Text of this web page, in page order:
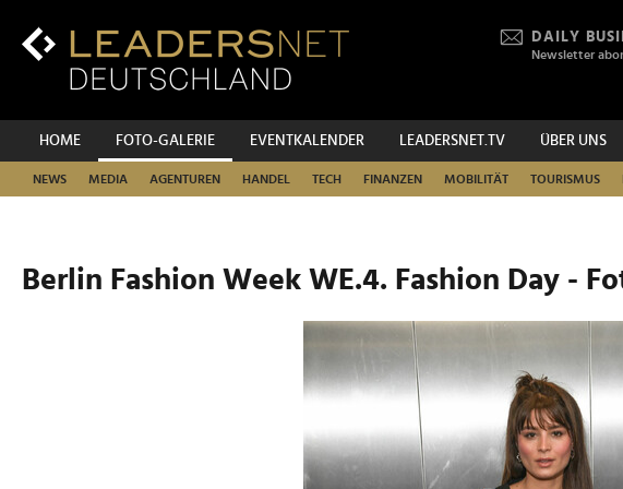
Inhalt
Hauptnavigation
DAILY
Newsletter
HOME FOTO-GALERIE EVENTKALENDER LEADERSNET.TV ÜBER UNS
NEWS MEDIA AGENTUREN HANDEL TECH FINANZEN MOBILITÄT TOURISMUS
Berlin Fashion Week WE.4. Fashion Day -